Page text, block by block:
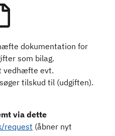
dokumentation for
som bilag.
vedhæfte evt.
tilskud til (udgiften).
via dette
request (åbner nyt